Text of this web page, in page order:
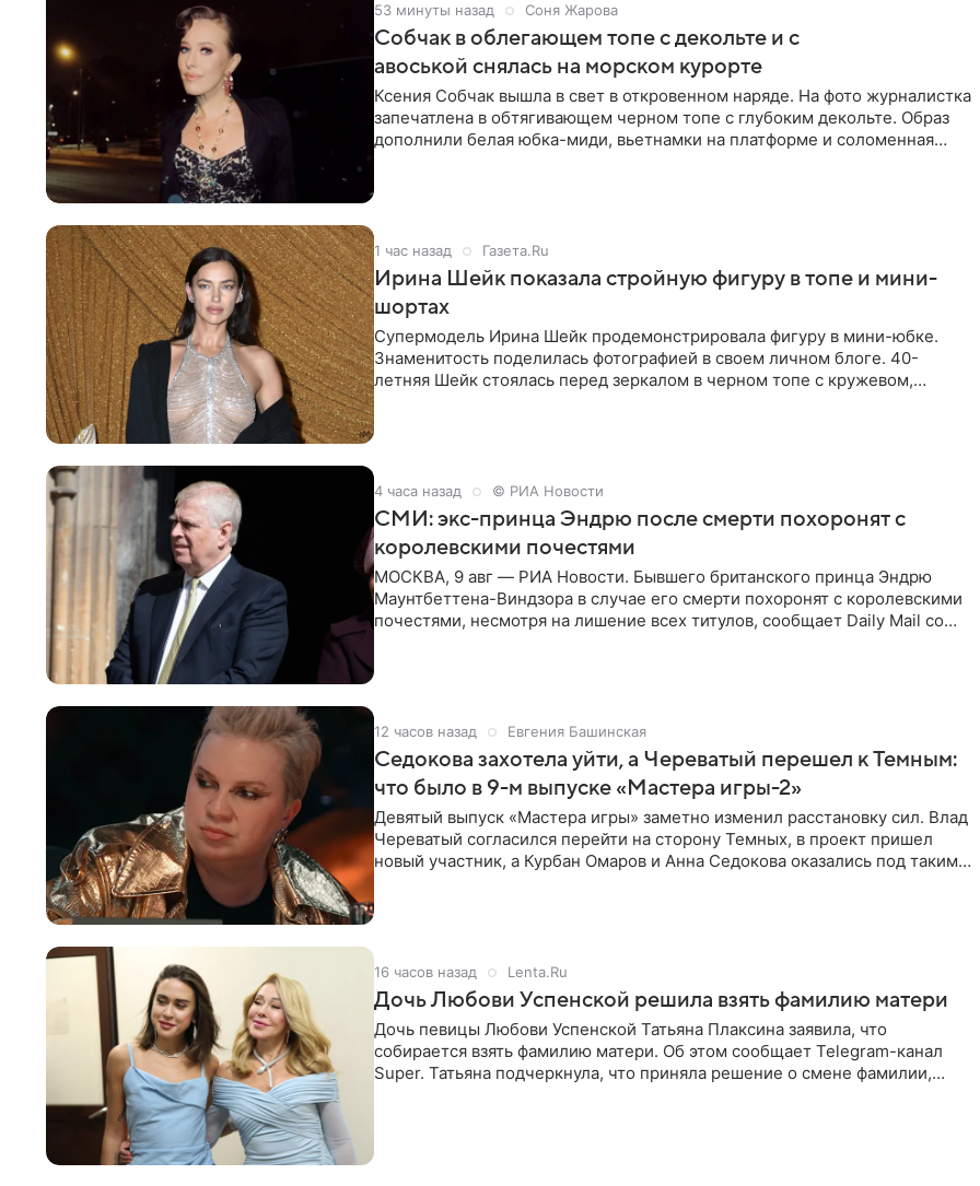
53 минуты назад Соня Жарова
Собчак в облегающем топе с декольте и с
авоськой снялась на морском курорте
Ксения Собчак вышла в свет в откровенном наряде. На фото журналистка
запечатлена в обтягивающем черном топе с глубоким декольте. Образ
дополнили белая юбка-миди, вьетнамки на платформе и соломенная
1 час назад Газета.Ru
Ирина Шейк показала стройную фигуру в топе и мини-
шортах
Супермодель Ирина Шейк продемонстрировала фигуру в мини-юбке.
Знаменитость поделилась фотографией в своем личном блоге. 40-
летняя Шейк стоялась перед зеркалом в черном топе с кружевом,
4 часа назад © РИА Новости
СМИ: экс-принца Эндрю после смерти похоронят с
королевскими почестями
МОСКВА, 9 авг — РИА Новости. Бывшего британского принца Эндрю
Маунтбеттена-Виндзора в случае его смерти похоронят с королевскими
почестями, несмотря на лишение всех титулов, сообщает Daily Mail со
12 часов назад Евгения Башинская
Седокова захотела уйти, а Череватый перешел к Темным:
что было в 9-м выпуске «Мастера игры-2»
Девятый выпуск «Мастера игры» заметно изменил расстановку сил. Влад
Череватый согласился перейти на сторону Темных, в проект пришел
новый участник, а Курбан Омаров и Анна Седокова оказались под таким
16 часов назад Lenta.Ru
Дочь Любови Успенской решила взять фамилию матери
Дочь певицы Любови Успенской Татьяна Плаксина заявила, что
собирается взять фамилию матери. Об этом сообщает Telegram-канал
Super. Татьяна подчеркнула, что приняла решение о смене фамилии,